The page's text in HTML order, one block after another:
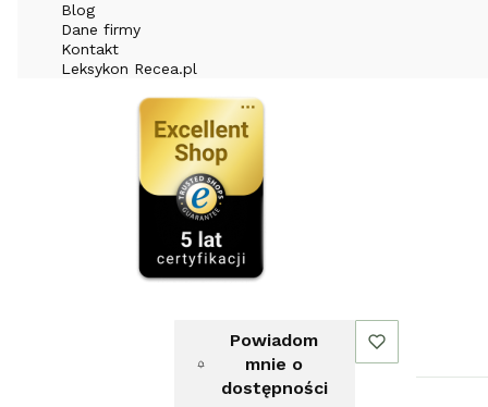
Blog
Dane firmy
Kontakt
Leksykon Recea.pl
Powiadom
mnie o
dostępności